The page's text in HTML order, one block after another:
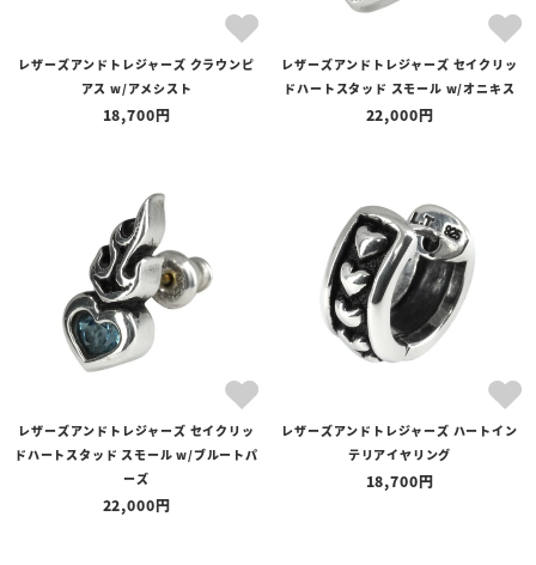
レザーズアンドトレジャーズ クラウンピ
アス w/アメシスト
18,700
レザーズアンドトレジャーズ セイクリッ
ドハートスタッド スモール w/オニキス
22,000
レザーズアンドトレジャーズ セイクリッ
ドハートスタッド スモール w/ブルートパ
ーズ
22,000
レザーズアンドトレジャーズ ハートイン
テリアイヤリング
18,700